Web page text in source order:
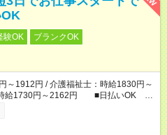
験OK
ブランクOK
～1912円 / 介護福祉士：時給1830円～
時給1730円～2162円 ■日払いOK ■
給1530円×8h）